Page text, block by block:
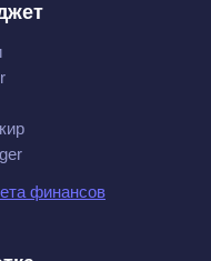
финансов